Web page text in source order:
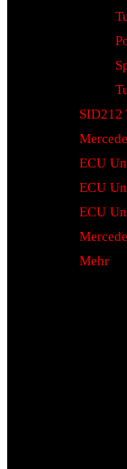
SID212
ECU
ECU
ECU
Mehr